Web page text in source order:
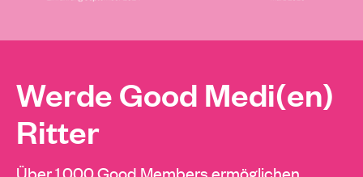
Werde Good Medi(en)
Ritter
Über 1.000 Good Members ermöglichen